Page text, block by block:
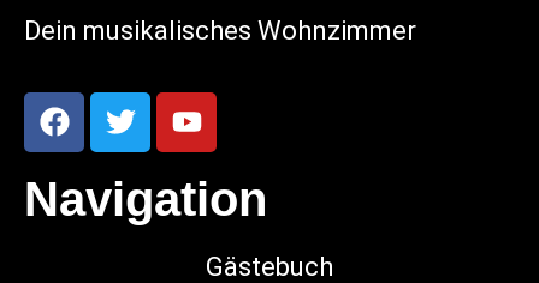
Dein musikalisches Wohnzimmer
Navigation
Gästebuch